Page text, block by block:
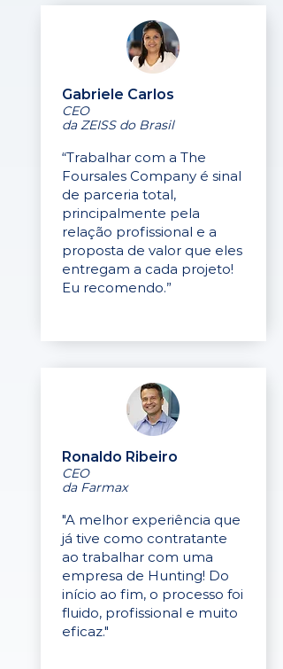
Gabriele Carlos
CEO
da ZEISS do Brasil
“Trabalhar com a The
Foursales Company é sinal
de parceria total,
principalmente pela
relação profissional e a
proposta de valor que eles
entregam a cada projeto!
Eu recomendo.”
Ronaldo Ribeiro
CEO
da Farmax
"A melhor experiência que
já tive como contratante
ao trabalhar com uma
empresa de Hunting! Do
início ao fim, o processo foi
fluido, profissional e muito
eficaz."